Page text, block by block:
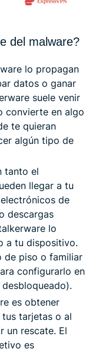
del malware?
lo propagan
datos o ganar
suele venir
convierte en algo
te quieran
algún tipo de
tanto el
llegar a tu
de
descargas
lo
a tu dispositivo.
de piso o familiar
configurarlo en
es obtener
tarjetas o al
un rescate. El
es